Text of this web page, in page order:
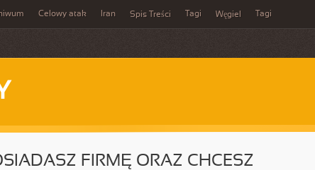
Celowy atak Iran Spis Treści Tagi Węgiel Tagi
FIRMĘ ORAZ CHCESZ